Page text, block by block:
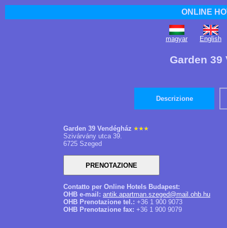
ONLINE
magyar English
Garden 39
Descrizione
Garden 39 Vendégház
Szivárvány utca 39.
6725 Szeged
Contatto per Online Hotels Budapest:
OHB e-mail: antik.apartman.szeged@mail.ohb.hu
OHB Prenotazione tel.: +36 1 900 9073
OHB Prenotazione fax: +36 1 900 9079